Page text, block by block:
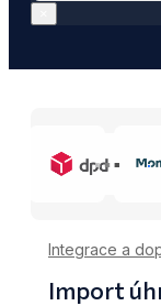
Integrace a
Import